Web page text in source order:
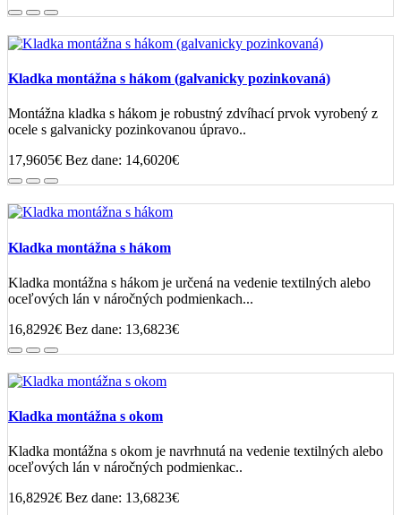
Kladka montážna s hákom (galvanicky pozinkovaná)
Montážna kladka s hákom je robustný zdvíhací prvok vyrobený z
ocele s galvanicky pozinkovanou úpravo..
17,9605€ Bez dane: 14,6020€
Kladka montážna s hákom
Kladka montážna s hákom je určená na vedenie textilných alebo
oceľových lán v náročných podmienkach...
16,8292€ Bez dane: 13,6823€
Kladka montážna s okom
Kladka montážna s okom je navrhnutá na vedenie textilných alebo
oceľových lán v náročných podmienkac..
16,8292€ Bez dane: 13,6823€